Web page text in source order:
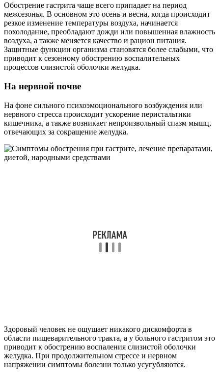
Обострение гастрита чаще всего припадает на период
межсезонья. В основном это осень и весна, когда происходит
резкое изменение температуры воздуха, начинается
похолодание, преобладают дожди или повышенная влажность
воздуха, а также меняется качество и рацион питания.
Защитные функции организма становятся более слабыми, что
приводит к сезонному обострению воспалительных
процессов слизистой оболочки желудка.
На нервной почве
На фоне сильного психоэмоционального возбуждения или
нервного стресса происходит ускорение перистальтики
кишечника, а также возникает непроизвольный спазм мышц,
отвечающих за сокращение желудка.
Здоровый человек не ощущает никакого дискомфорта в
области пищеварительного тракта, а у больного гастритом это
приводит к обострению воспаления слизистой оболочки
желудка. При продолжительном стрессе и нервном
напряжении симптомы болезни только усугубляются.